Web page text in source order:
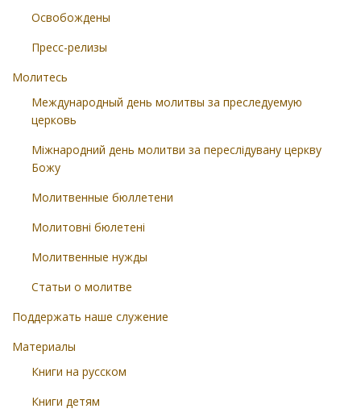
Освобождены
Пресс-релизы
Молитесь
Международный день молитвы за преследуемую
церковь
Міжнародний день молитви за переслідувану церкву
Божу
Молитвенные бюллетени
Молитовні бюлетені
Молитвенные нужды
Статьи о молитве
Поддержать наше служение
Материалы
Книги на русском
Книги детям